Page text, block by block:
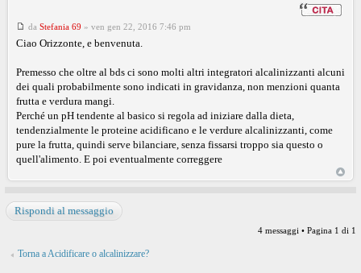
da Stefania 69 » ven gen 22, 2016 7:46 pm
Ciao Orizzonte, e benvenuta.
Premesso che oltre al bds ci sono molti altri integratori alcalinizzanti alcuni
dei quali probabilmente sono indicati in gravidanza, non menzioni quanta
frutta e verdura mangi.
Perché un pH tendente al basico si regola ad iniziare dalla dieta,
tendenzialmente le proteine acidificano e le verdure alcalinizzanti, come
pure la frutta, quindi serve bilanciare, senza fissarsi troppo sia questo o
quell'alimento. E poi eventualmente correggere
Rispondi al messaggio
4 messaggi • Pagina 1 di 1
Torna a Acidificare o alcalinizzare?